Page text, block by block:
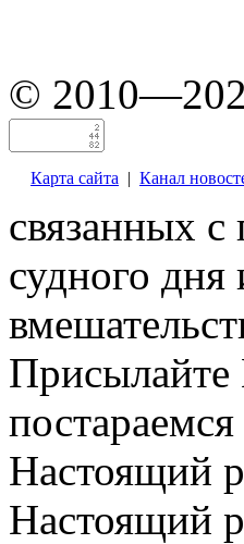
©
Карта сайта | Канал
связанных с
судного дня
Настоящий
Настоящий